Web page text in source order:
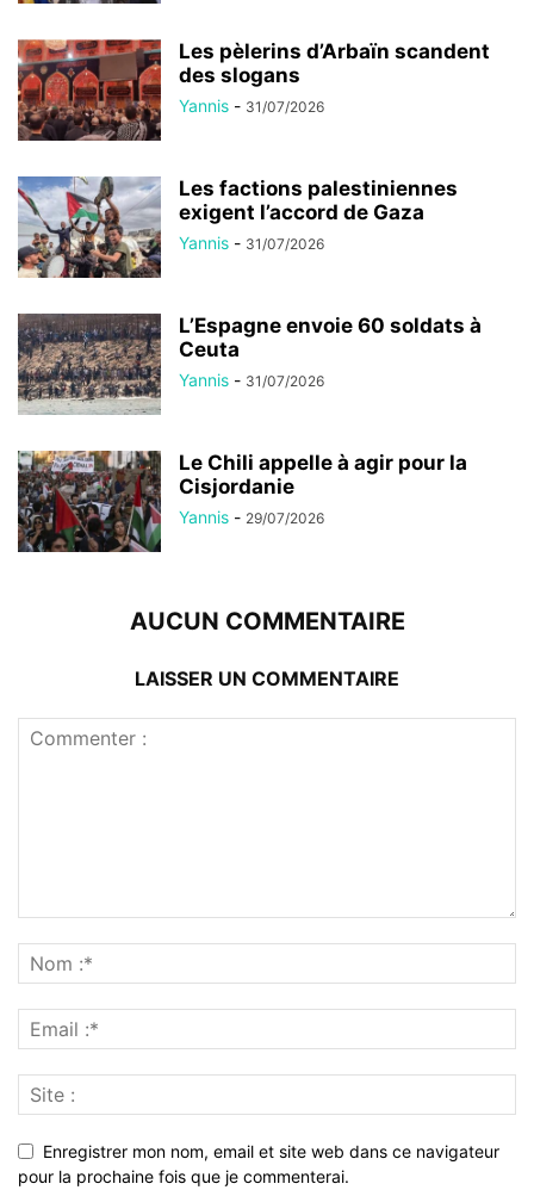
Les pèlerins d’Arbaïn scandent
des slogans
Yannis - 31/07/2026
Les factions palestiniennes
exigent l’accord de Gaza
Yannis - 31/07/2026
L’Espagne envoie 60 soldats à
Ceuta
Yannis - 31/07/2026
Le Chili appelle à agir pour la
Cisjordanie
Yannis - 29/07/2026
AUCUN COMMENTAIRE
LAISSER UN COMMENTAIRE
Enregistrer mon nom, email et site web dans ce navigateur
pour la prochaine fois que je commenterai.